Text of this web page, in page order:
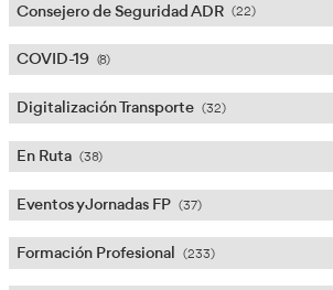
Carnet de Camión (117)
Carnet de Trailer (71)
Conductor Ambulancia (5)
Conductores Profesionales
Consejero de Seguridad ADR (22)